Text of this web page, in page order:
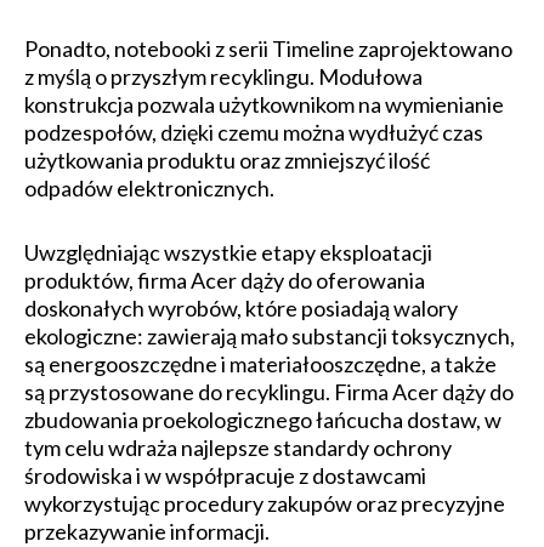
Ponadto, notebooki z serii Timeline zaprojektowano
z myślą o przyszłym recyklingu. Modułowa
konstrukcja pozwala użytkownikom na wymienianie
podzespołów, dzięki czemu można wydłużyć czas
użytkowania produktu oraz zmniejszyć ilość
odpadów elektronicznych.
Uwzględniając wszystkie etapy eksploatacji
produktów, firma Acer dąży do oferowania
doskonałych wyrobów, które posiadają walory
ekologiczne: zawierają mało substancji toksycznych,
są energooszczędne i materiałooszczędne, a także
są przystosowane do recyklingu. Firma Acer dąży do
zbudowania proekologicznego łańcucha dostaw, w
tym celu wdraża najlepsze standardy ochrony
środowiska i w współpracuje z dostawcami
wykorzystując procedury zakupów oraz precyzyjne
przekazywanie informacji.